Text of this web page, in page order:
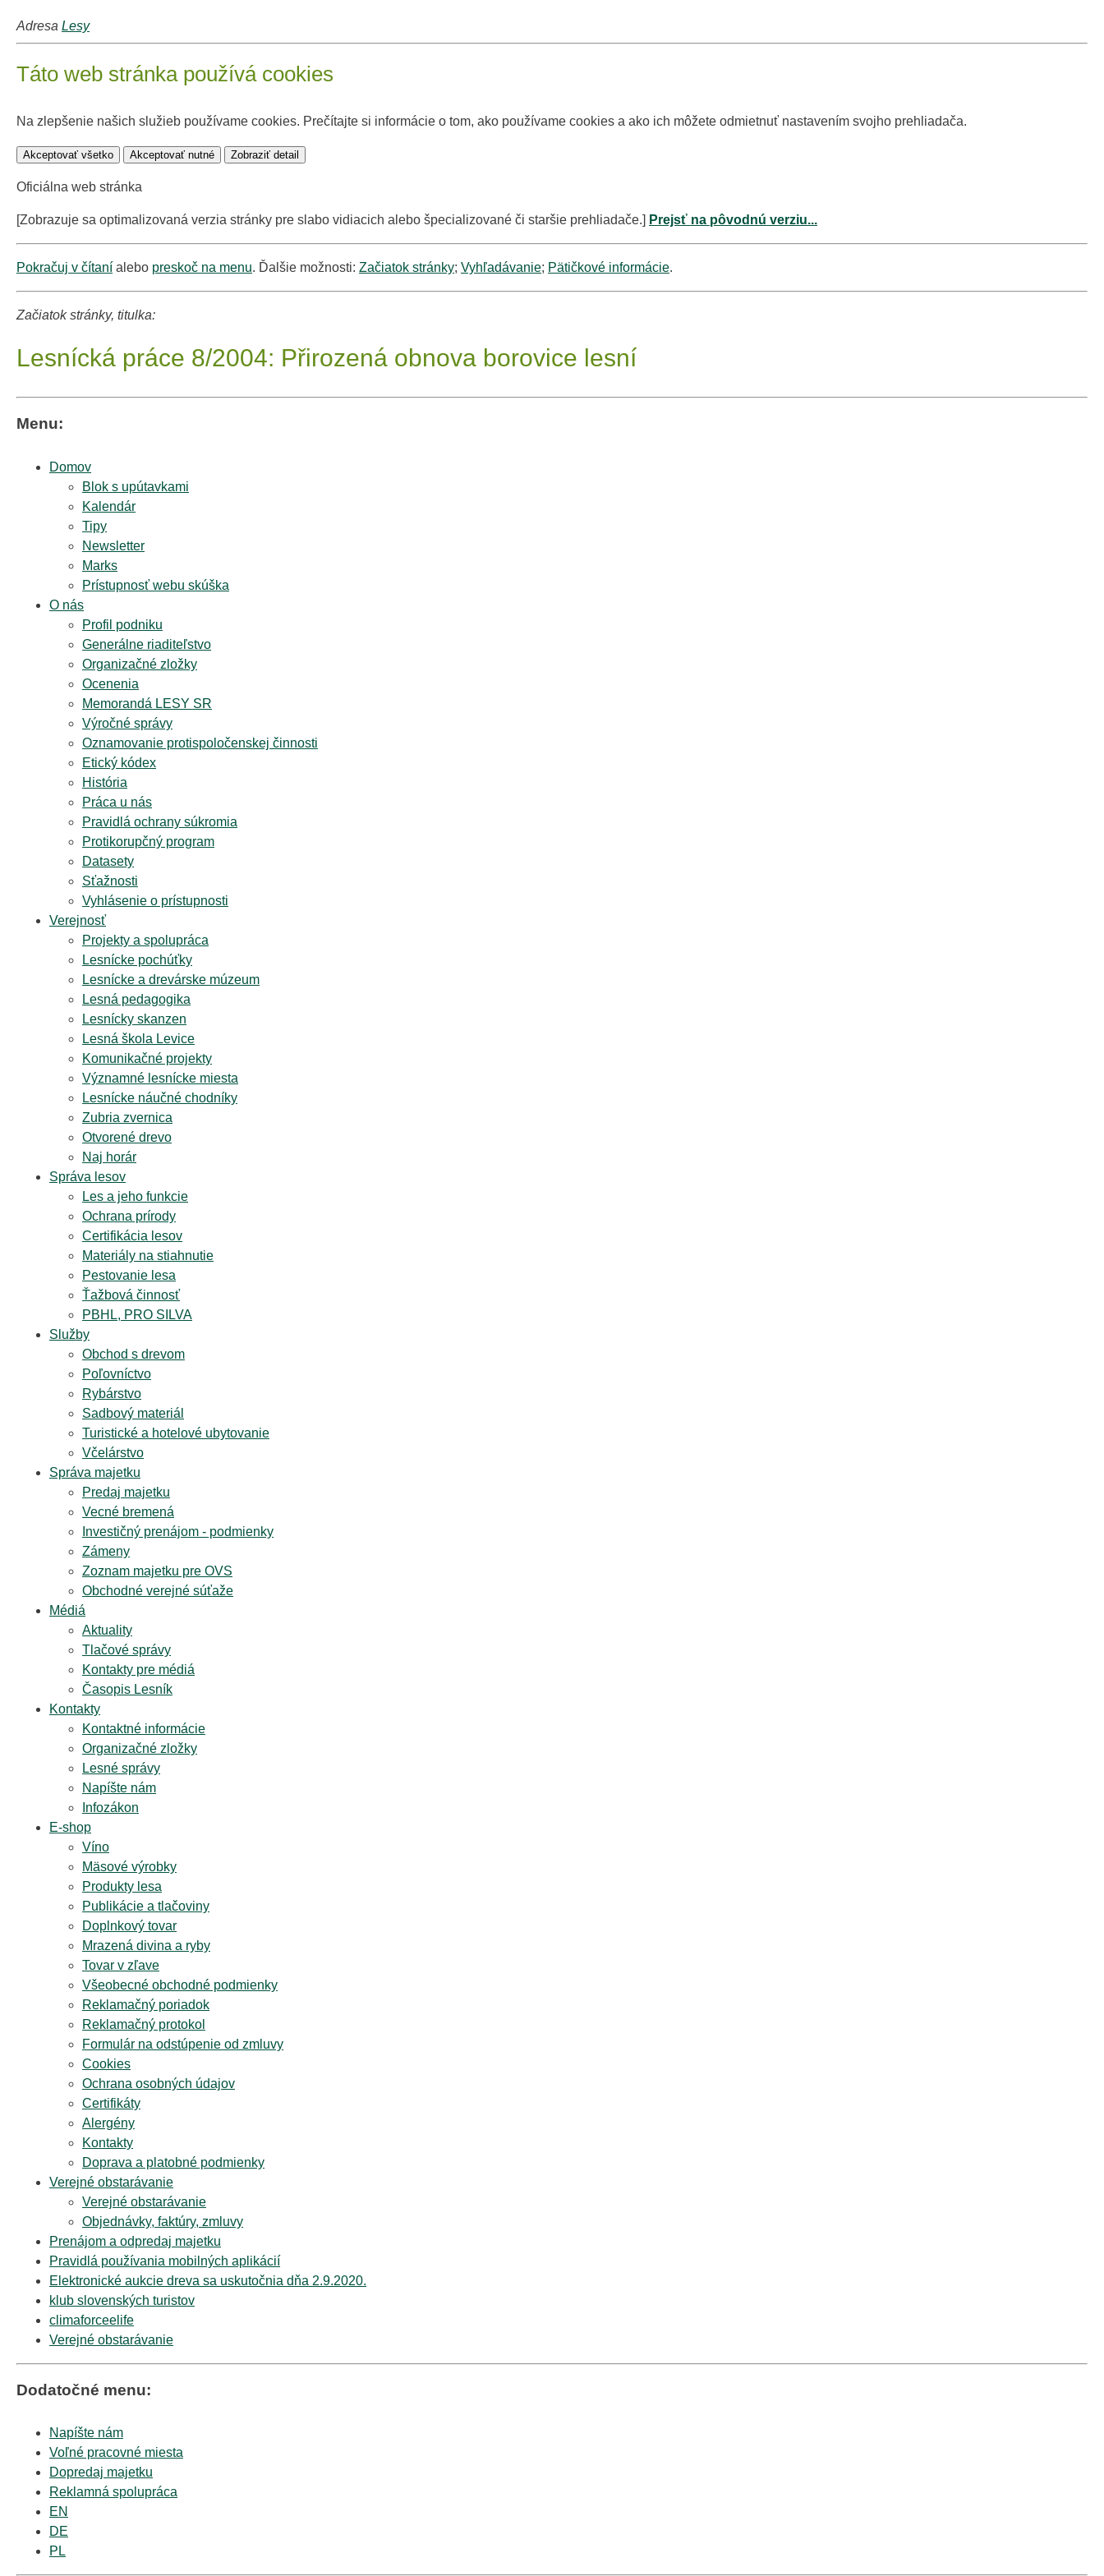
Adresa Lesy
Táto web stránka používá cookies
Na zlepšenie našich služieb používame cookies. Prečítajte si informácie o tom, ako používame cookies a ako ich môžete odmietnuť nastavením svojho prehliadača.
Akceptovať všetko Akceptovať nutné Zobraziť detail
Oficiálna web stránka
[Zobrazuje sa optimalizovaná verzia stránky pre slabo vidiacich alebo špecializované či staršie prehliadače.] Prejsť na pôvodnú verziu...
Pokračuj v čítaní alebo preskoč na menu. Ďalšie možnosti: Začiatok stránky; Vyhľadávanie; Pätičkové informácie.
Začiatok stránky, titulka:
Lesnícká práce 8/2004: Přirozená obnova borovice lesní
Menu:
Domov
Blok s upútavkami
Kalendár
Tipy
Newsletter
Marks
Prístupnosť webu skúška
O nás
Profil podniku
Generálne riaditeľstvo
Organizačné zložky
Ocenenia
Memorandá LESY SR
Výročné správy
Oznamovanie protispoločenskej činnosti
Etický kódex
História
Práca u nás
Pravidlá ochrany súkromia
Protikorupčný program
Datasety
Sťažnosti
Vyhlásenie o prístupnosti
Verejnosť
Projekty a spolupráca
Lesnícke pochúťky
Lesnícke a drevárske múzeum
Lesná pedagogika
Lesnícky skanzen
Lesná škola Levice
Komunikačné projekty
Významné lesnícke miesta
Lesnícke náučné chodníky
Zubria zvernica
Otvorené drevo
Naj horár
Správa lesov
Les a jeho funkcie
Ochrana prírody
Certifikácia lesov
Materiály na stiahnutie
Pestovanie lesa
Ťažbová činnosť
PBHL, PRO SILVA
Služby
Obchod s drevom
Poľovníctvo
Rybárstvo
Sadbový materiál
Turistické a hotelové ubytovanie
Včelárstvo
Správa majetku
Predaj majetku
Vecné bremená
Investičný prenájom - podmienky
Zámeny
Zoznam majetku pre OVS
Obchodné verejné súťaže
Médiá
Aktuality
Tlačové správy
Kontakty pre médiá
Časopis Lesník
Kontakty
Kontaktné informácie
Organizačné zložky
Lesné správy
Napíšte nám
Infozákon
E-shop
Víno
Mäsové výrobky
Produkty lesa
Publikácie a tlačoviny
Doplnkový tovar
Mrazená divina a ryby
Tovar v zľave
Všeobecné obchodné podmienky
Reklamačný poriadok
Reklamačný protokol
Formulár na odstúpenie od zmluvy
Cookies
Ochrana osobných údajov
Certifikáty
Alergény
Kontakty
Doprava a platobné podmienky
Verejné obstarávanie
Verejné obstarávanie
Objednávky, faktúry, zmluvy
Prenájom a odpredaj majetku
Pravidlá používania mobilných aplikácií
Elektronické aukcie dreva sa uskutočnia dňa 2.9.2020.
klub slovenských turistov
climaforceelife
Verejné obstarávanie
Dodatočné menu:
Napíšte nám
Voľné pracovné miesta
Dopredaj majetku
Reklamná spolupráca
EN
DE
PL